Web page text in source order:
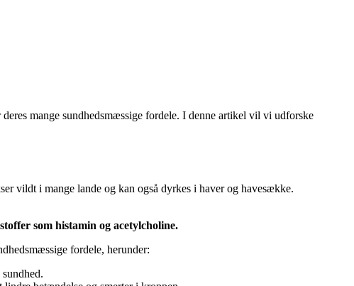
mange sundhedsmæssige fordele. I denne artikel vil vi udforske
vildt i mange lande og kan også dyrkes i haver og havesække.
som histamin og acetylcholine.
fordele, herunder: